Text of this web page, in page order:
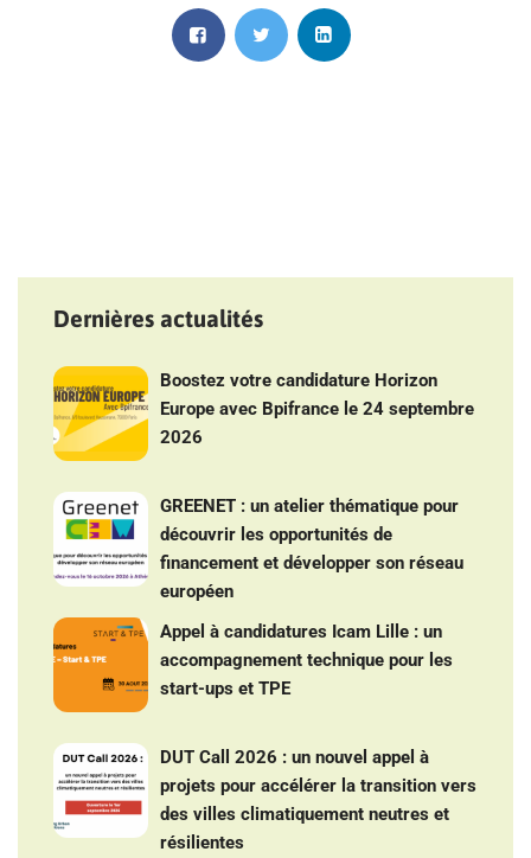
Dernières actualités
Boostez votre candidature Horizon
Europe avec Bpifrance le 24 septembre
2026
GREENET : un atelier thématique pour
découvrir les opportunités de
financement et développer son réseau
européen
Appel à candidatures Icam Lille : un
accompagnement technique pour les
start-ups et TPE
DUT Call 2026 : un nouvel appel à
projets pour accélérer la transition vers
des villes climatiquement neutres et
résilientes